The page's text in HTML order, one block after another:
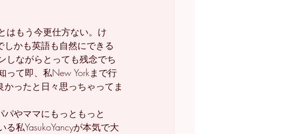
はもう今更仕方ない。け
かも英語も自然にできる
しながらとっても残念でち
って即、私New Yorkまで行
ったと日々思っちゃってま
やママにもっともっと
私YasukoYancyが本気で大